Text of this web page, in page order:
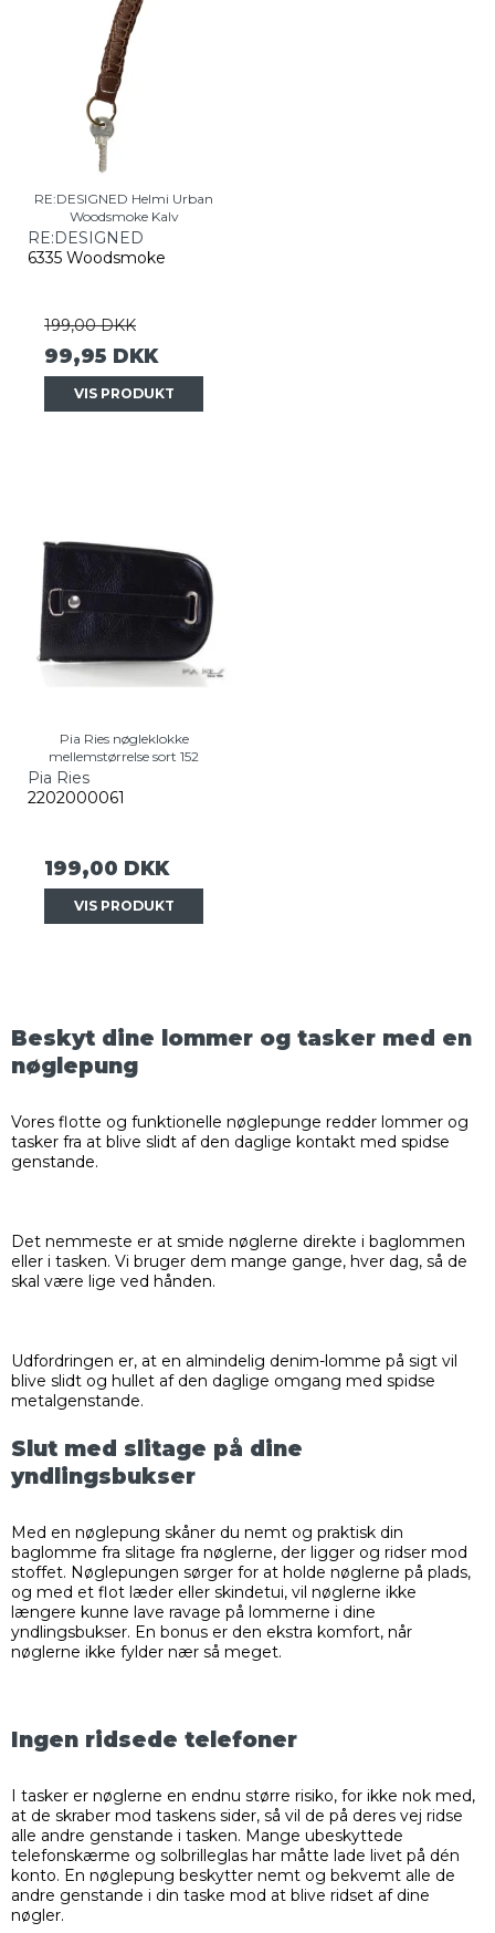
RE:DESIGNED Helmi Urban
Woodsmoke Kalv
RE:DESIGNED
6335 Woodsmoke
199,00 DKK
99,95 DKK
VIS PRODUKT
Pia Ries nøgleklokke
mellemstørrelse sort 152
Pia Ries
2202000061
199,00 DKK
VIS PRODUKT
Beskyt dine lommer og tasker med en
nøglepung
Vores flotte og funktionelle nøglepunge redder lommer og
tasker fra at blive slidt af den daglige kontakt med spidse
genstande.
Det nemmeste er at smide nøglerne direkte i baglommen
eller i tasken. Vi bruger dem mange gange, hver dag, så de
skal være lige ved hånden.
Udfordringen er, at en almindelig denim-lomme på sigt vil
blive slidt og hullet af den daglige omgang med spidse
metalgenstande.
Slut med slitage på dine
yndlingsbukser
Med en nøglepung skåner du nemt og praktisk din
baglomme fra slitage fra nøglerne, der ligger og ridser mod
stoffet. Nøglepungen sørger for at holde nøglerne på plads,
og med et flot læder eller skindetui, vil nøglerne ikke
længere kunne lave ravage på lommerne i dine
yndlingsbukser. En bonus er den ekstra komfort, når
nøglerne ikke fylder nær så meget.
Ingen ridsede telefoner
I tasker er nøglerne en endnu større risiko, for ikke nok med,
at de skraber mod taskens sider, så vil de på deres vej ridse
alle andre genstande i tasken. Mange ubeskyttede
telefonskærme og solbrilleglas har måtte lade livet på dén
konto. En nøglepung beskytter nemt og bekvemt alle de
andre genstande i din taske mod at blive ridset af dine
nøgler.